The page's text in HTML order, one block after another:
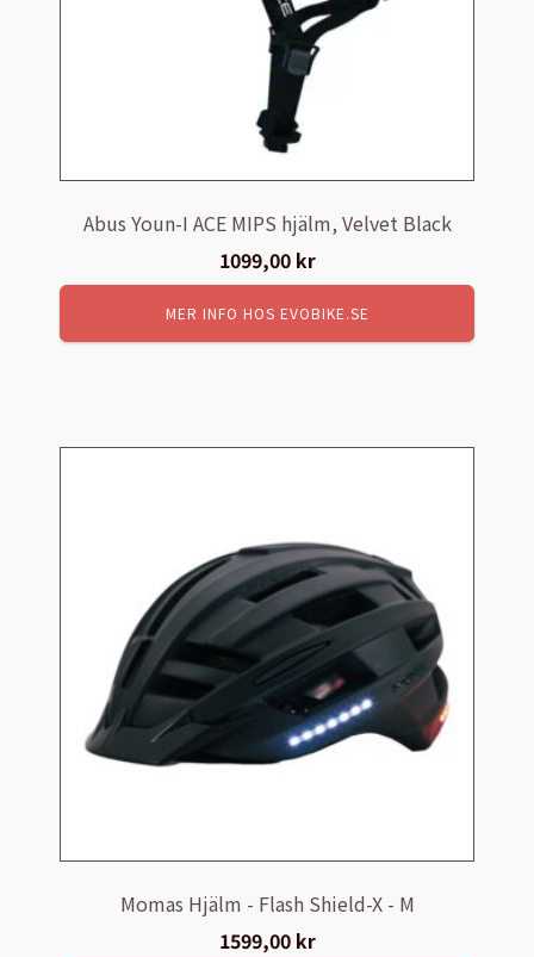
Abus Youn-I ACE MIPS hjälm, Velvet Black
1099,00 kr
MER INFO HOS EVOBIKE.SE
Momas Hjälm - Flash Shield-X - M
1599,00 kr